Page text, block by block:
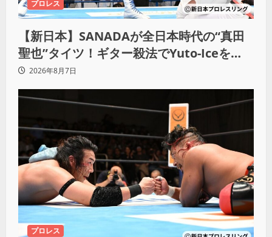
プロレス
【新日本】SANADAが全日本時代の“真田
聖也”タイツ！ギター殺法でYuto-Iceを
KO「俺と闘う時は考えろ。感じるな」
2026年8月7日
プロレス